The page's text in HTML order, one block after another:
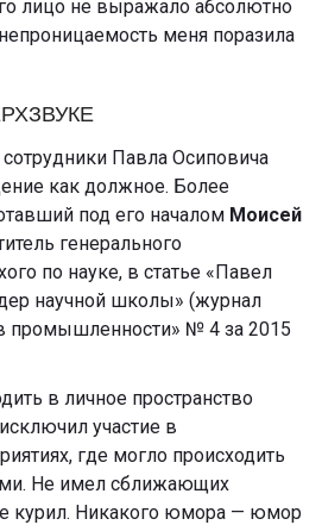
лицо не выражало абсолютно
меня поразила
Павла Осиповича
как должное. Более
под его началом Моисей
генерального
по науке, в статье «Павел
научной школы» (журнал
промышленности» № 4 за 2015
в личное пространство
участие в
где могло происходить
Не имел сближающих
курил. Никакого юмора — юмор